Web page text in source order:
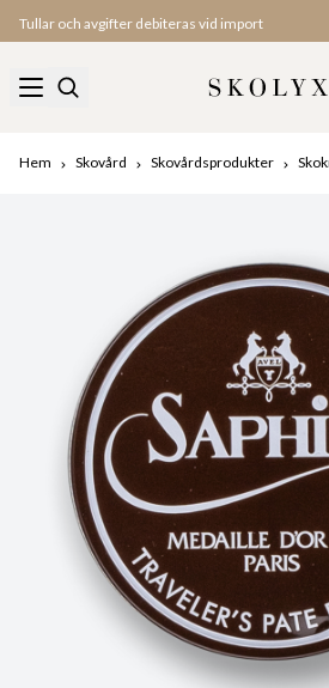
Tullar och avgifter debiteras vid import
Hem Skovård Skovårdsprodukter